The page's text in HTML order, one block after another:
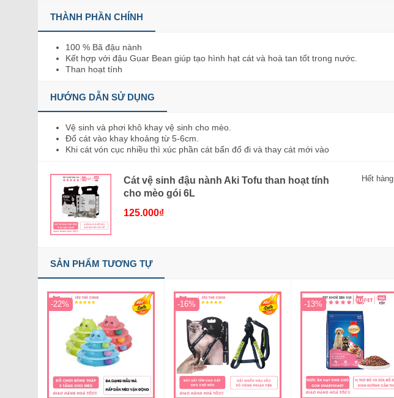
THÀNH PHẦN CHÍNH
100 % Bã đậu nành
Kết hợp với đậu Guar Bean giúp tạo hình hạt cát và hoà tan tốt trong nước.
Than hoạt tính
HƯỚNG DẪN SỬ DỤNG
Vệ sinh và phơi khô khay vệ sinh cho mèo.
Đổ cát vào khay khoảng từ 5-6cm.
Khi cát vón cục nhiều thì xúc phần cát bẩn đổ đi và thay cát mới vào
Cát vệ sinh đậu nành Aki Tofu than hoạt tính
cho mèo gói 6L
125.000₫
Hết hàng
SẢN PHẨM TƯƠNG TỰ
-22% -16% -13%